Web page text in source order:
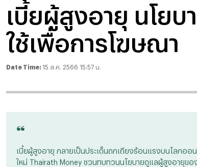
เบี้ยผู้สูงอายุ นโย
ใช้เพื่อการโฆษณา
Date Time: 15 ส.ค. 2566 15:57 น.
“
เบี้ยผู้สูงอายุ กลายเป็นประเด็นถกเถียงร้อนแรงบนโลกอ
ใหม่ Thairath Money ชวนทบทวนนโยบายดูแลผู้สูงอายุขอ